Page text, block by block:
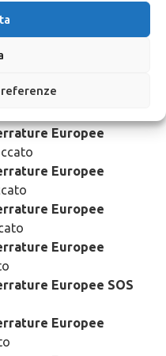
Europee
Europee 24
Europee
Europee
Europee
Europee
Europee
Europee SOS
Europee